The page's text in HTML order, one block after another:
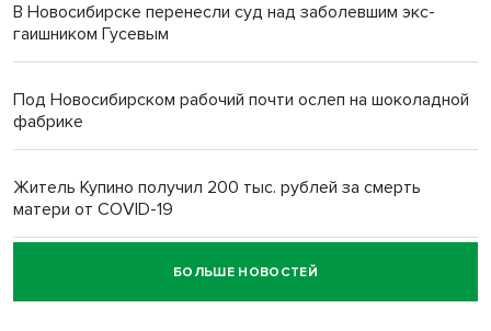
В Новосибирске перенесли суд над заболевшим экс-
гаишником Гусевым
Под Новосибирском рабочий почти ослеп на шоколадной
фабрике
Житель Купино получил 200 тыс. рублей за смерть
матери от COVID-19
Новосибирский суд наказал водителя за смерть
пенсионерки на вокзале
БОЛЬШЕ НОВОСТЕЙ